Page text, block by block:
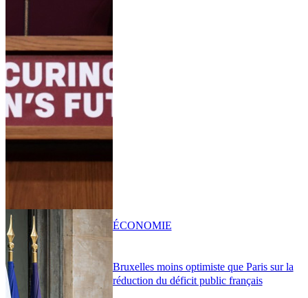
Bruxelles moins optimiste que Paris sur la
réduction du déficit public français
ÉCONOMIE